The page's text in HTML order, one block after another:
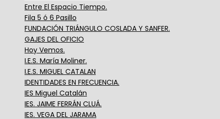
Entre El Espacio Tiempo.
Fila 5 ó 6 Pasillo
FUNDACIÓN TRIÁNGULO COSLADA Y SANFER.
GAJES DEL OFICIO
Hoy Vemos.
I.E.S. María Moliner.
I.E.S. MIGUEL CATALAN
IDENTIDADES EN FRECUENCIA.
IES Miguel Catalán
IES. JAIME FERRÁN CLUÁ.
IES. VEGA DEL JARAMA